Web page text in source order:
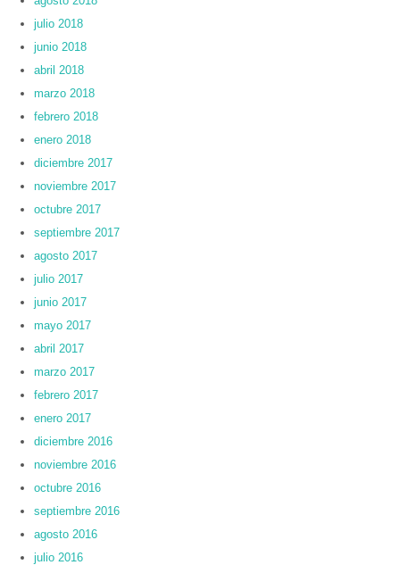
julio 2018
junio 2018
abril 2018
marzo 2018
febrero 2018
enero 2018
diciembre 2017
noviembre 2017
octubre 2017
septiembre 2017
agosto 2017
julio 2017
junio 2017
mayo 2017
abril 2017
marzo 2017
febrero 2017
enero 2017
diciembre 2016
noviembre 2016
octubre 2016
septiembre 2016
agosto 2016
julio 2016